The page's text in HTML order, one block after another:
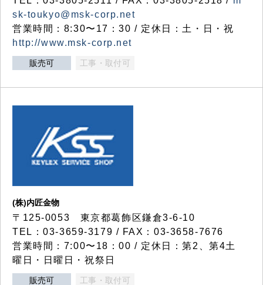
sk-toukyo@msk-corp.net
営業時間：8:30〜17：30 / 定休日：土・日・祝
http://www.msk-corp.net
販売可 工事・取付可
(株)内匠金物
〒125-0053 東京都葛飾区鎌倉3-6-10
TEL：03-3659-3179 / FAX：03-3658-7676
営業時間：7:00〜18：00 / 定休日：第2、第4土
曜日・日曜日・祝祭日
販売可 工事・取付可